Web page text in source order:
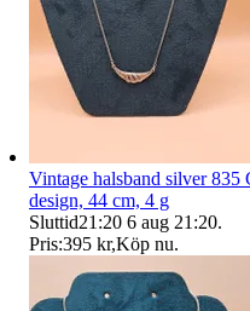
Vintage halsband silver
design, 44 cm, 4 g
Sluttid21:20 6 aug 21:20.
Pris:395 kr,Köp nu.